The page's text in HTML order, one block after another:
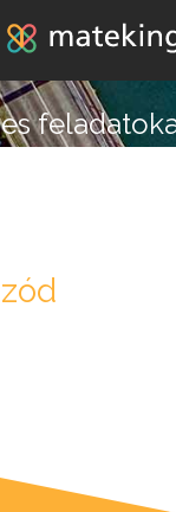
Jump to